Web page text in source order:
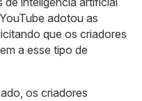
adotou as
que os criadores
a esse tipo de
os criadores